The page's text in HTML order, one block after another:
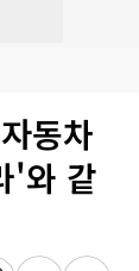
동차
'와 같